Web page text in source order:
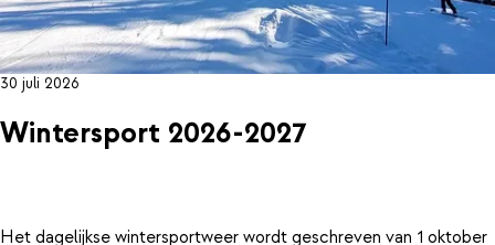
30 juli 2026
Wintersport 2026-2027
Het dagelijkse wintersportweer wordt geschreven van 1 oktober